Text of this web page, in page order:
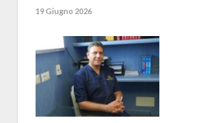
19 Giugno 2026